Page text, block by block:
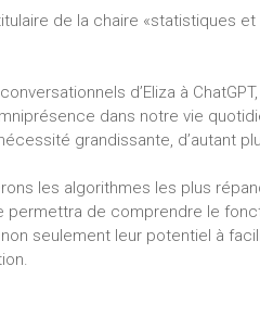
de la chaire «statistiques
d’Eliza à
dans notre vie
grandissante, d’autant
les algorithmes les plus
permettra de comprendre le
seulement leur potentiel à